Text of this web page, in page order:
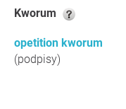
Kworum
opetition kworum
(podpisy)